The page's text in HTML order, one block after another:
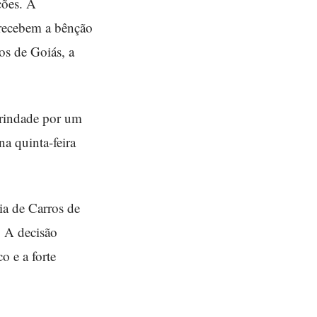
a bênção
de Goiás, a
por um
quinta-feira
de Carros de
decisão
e a forte